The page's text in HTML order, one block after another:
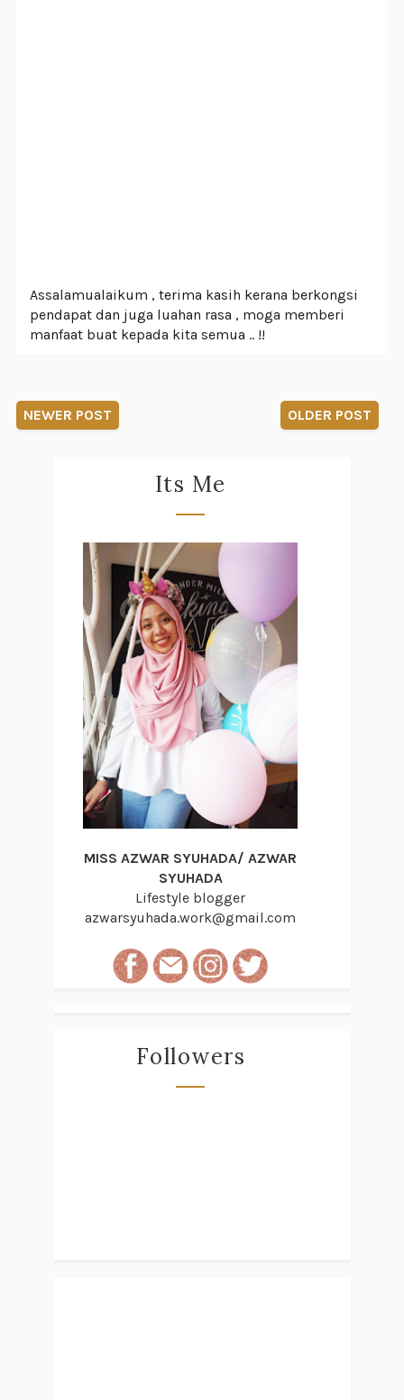
Assalamualaikum , terima kasih kerana berkongsi
pendapat dan juga luahan rasa , moga memberi
manfaat buat kepada kita semua .. !!
NEWER POST OLDER POST
Its Me
MISS AZWAR SYUHADA/ AZWAR
SYUHADA
Lifestyle blogger
azwarsyuhada.work@gmail.com
Followers